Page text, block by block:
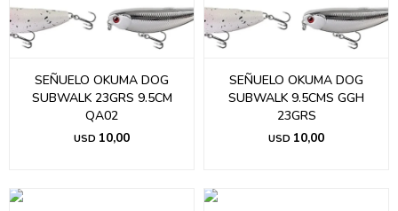
SEÑUELO OKUMA DOG
SUBWALK 23GRS 9.5CM
QA02
USD 10,00
SEÑUELO OKUMA DOG
SUBWALK 9.5CMS GGH
23GRS
USD 10,00